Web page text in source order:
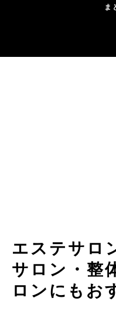
ま
エステサロ
サロン・整
ロンにもお